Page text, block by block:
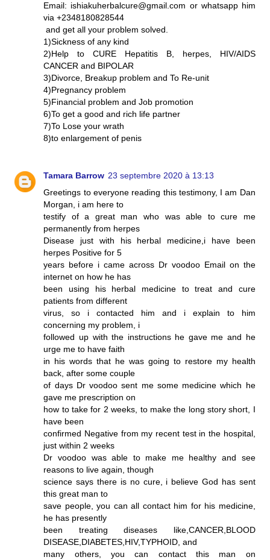
Email: ishiakuherbalcure@gmail.com or whatsapp him
via +2348180828544
and get all your problem solved.
1)Sickness of any kind
2)Help to CURE Hepatitis B, herpes, HIV/AIDS
CANCER and BIPOLAR
3)Divorce, Breakup problem and To Re-unit
4)Pregnancy problem
5)Financial problem and Job promotion
6)To get a good and rich life partner
7)To Lose your wrath
8)to enlargement of penis
Tamara Barrow 23 septembre 2020 à 13:13
Greetings to everyone reading this testimony, I am Dan
Morgan, i am here to
testify of a great man who was able to cure me
permanently from herpes
Disease just with his herbal medicine,i have been
herpes Positive for 5
years before i came across Dr voodoo Email on the
internet on how he has
been using his herbal medicine to treat and cure
patients from different
virus, so i contacted him and i explain to him
concerning my problem, i
followed up with the instructions he gave me and he
urge me to have faith
in his words that he was going to restore my health
back, after some couple
of days Dr voodoo sent me some medicine which he
gave me prescription on
how to take for 2 weeks, to make the long story short, I
have been
confirmed Negative from my recent test in the hospital,
just within 2 weeks
Dr voodoo was able to make me healthy and see
reasons to live again, though
science says there is no cure, i believe God has sent
this great man to
save people, you can all contact him for his medicine,
he has presently
been treating diseases like,CANCER,BLOOD
DISEASE,DIABETES,HIV,TYPHOID, and
many others, you can contact this man on